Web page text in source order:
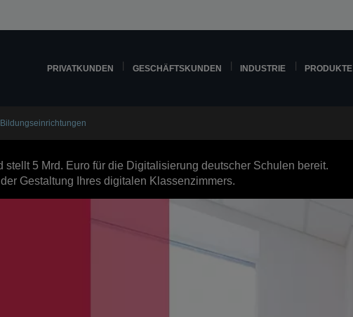
PRIVATKUNDEN GESCHÄFTSKUNDEN INDUSTRIE PRODUKTE
stellt 5 Mrd. Euro für die Digitalisierung deutscher Schulen bereit.
Gestaltung Ihres digitalen Klassenzimmers.